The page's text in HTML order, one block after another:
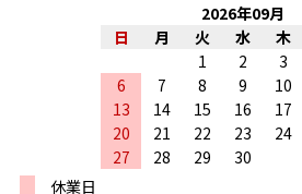
2026年09月
日
月 火 水 木
1
2 3
6
7 8 9 10
13
14 15 16 17
20
21 22 23 24
27
28 29
30
休業日